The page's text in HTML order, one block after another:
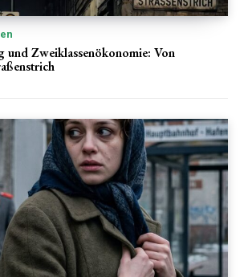
und Zweiklassenökonomie: Von